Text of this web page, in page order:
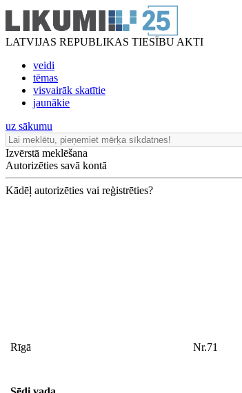
LATVIJAS REPUBLIKAS TIESĪBU AKTI
veidi
tēmas
visvairāk skatītie
jaunākie
uz sākumu
Izvērstā meklēšana
Autorizēties savā kontā
Kādēļ autorizēties vai reģistrēties?
Rīgā Nr.71